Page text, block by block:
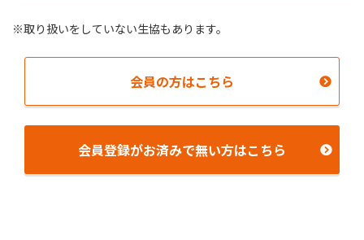
※取り扱いをしていない⽣協もあります。
会員の⽅はこちら
会員登録がお済みで無い⽅はこちら